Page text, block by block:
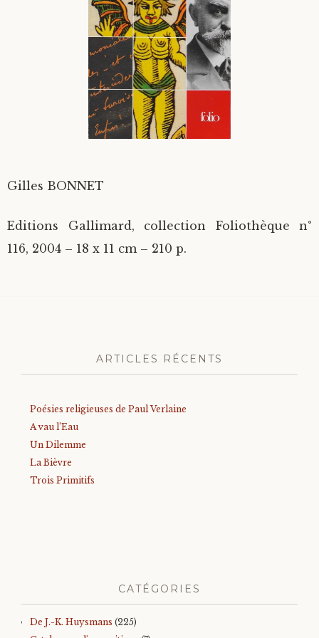
Langues étrangères
Gilles BONNET
Editions Gallimard, collection Foliothèque n°
116, 2004 – 18 x 11 cm – 210 p.
ARTICLES RÉCENTS
Poésies religieuses de Paul Verlaine
A vau l’Eau
Un Dilemme
La Bièvre
Trois Primitifs
CATÉGORIES
De J.-K. Huysmans (225)